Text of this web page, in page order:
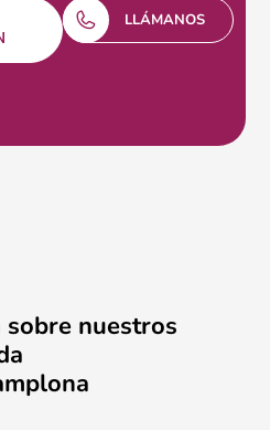
LLÁMANOS
nuestros